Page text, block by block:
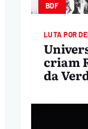
BDF
LUTA POR
criam
da